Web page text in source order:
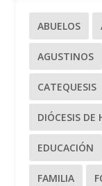
ABUELOS
AGUSTINOS
CATEQUESIS
DIÓCESIS DE
EDUCACIÓN
FAMILIA